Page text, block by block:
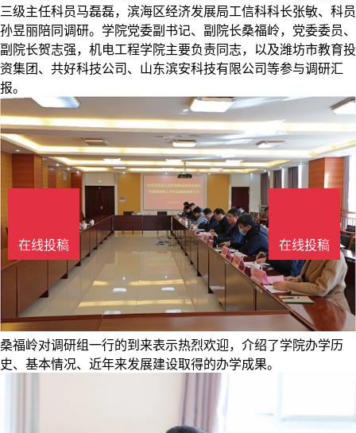
三级主任科员马磊磊，滨海区经济发展局工信科科长张敏、科员
孙昱丽陪同调研。学院党委副书记、副院长桑福岭，党委委员、
副院长贺志强，机电工程学院主要负责同志，以及潍坊市教育投
资集团、共好科技公司、山东滨安科技有限公司等参与调研汇
报。
桑福岭对调研组一行的到来表示热烈欢迎，介绍了学院办学历
史、基本情况、近年来发展建设取得的办学成果。
在线投稿
在线投稿